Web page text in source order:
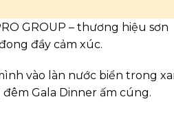
GROUP – thương hiệu sơn
đầy cảm xúc.
vào làn nước biển trong
Gala Dinner ấm cúng.